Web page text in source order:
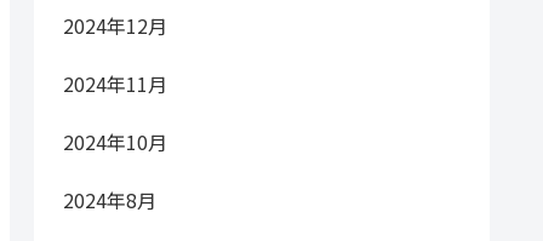
2024年12月
2024年11月
2024年10月
2024年8月